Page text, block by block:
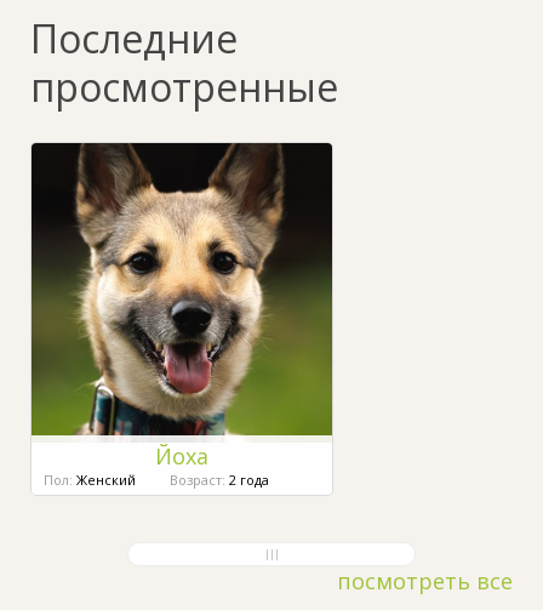
Последние
просмотренные
Йоха
Пол: Женский Возраст: 2 года
посмотреть все